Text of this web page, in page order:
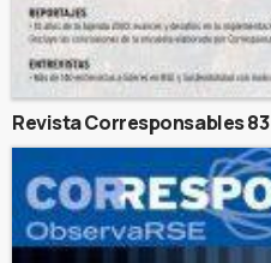
Revista Corresponsables 83